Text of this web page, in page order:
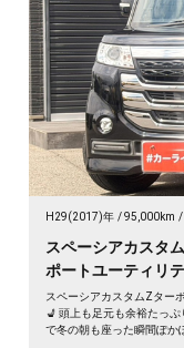
H29(2017)年 95,000km
スペーシアカスタ
ポートユーティリ
スペーシアカスタムZター
💺 頭上も足元も余裕たっ
で冬の朝も座った瞬間ぽか